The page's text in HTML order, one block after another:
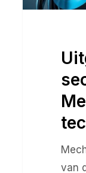
van